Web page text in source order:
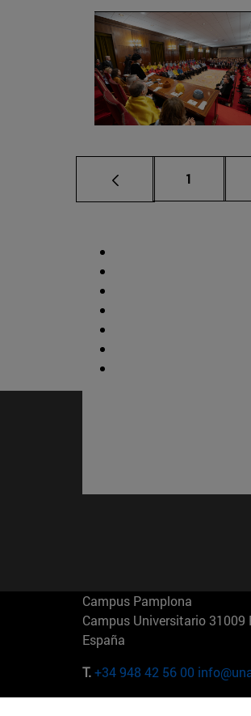
Página
1
Campus Pamplona
Campus Universitario 31009
España
T.+34 948 42 56 00